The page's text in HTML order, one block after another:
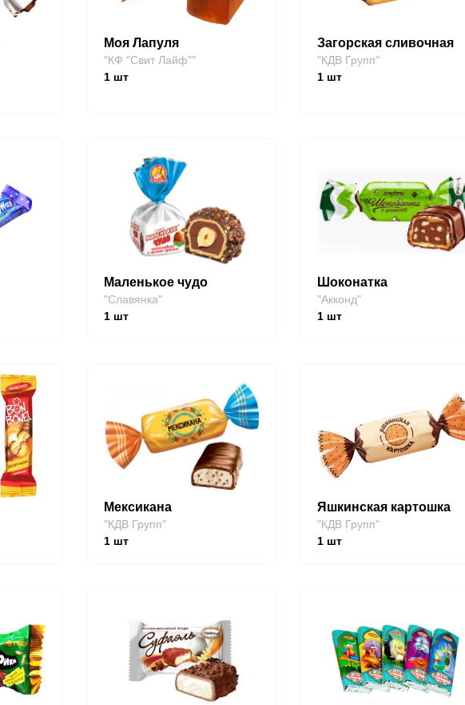
Моя Лапуля
"КФ "Свит Лайф""
1шт
Загорская сливочная
"КДВ Групп"
1 шт
Маленькое чудо
"Славянка"
1шт
Шоконатка
"Акконд"
1 шт
Мексикана
"КДВ Групп"
1шт
Яшкинская картошка
"КДВ Групп"
1 шт